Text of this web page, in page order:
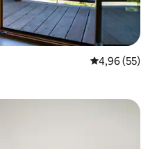
4,96 af 5 í
4,96 (55)